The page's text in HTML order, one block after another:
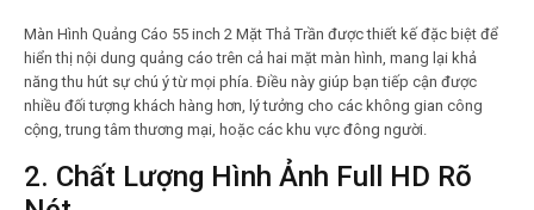
Màn Hình Quảng Cáo 55 inch 2 Mặt Thả Trần được thiết kế đặc biệt để
hiển thị nội dung quảng cáo trên cả hai mặt màn hình, mang lại khả
năng thu hút sự chú ý từ mọi phía. Điều này giúp bạn tiếp cận được
nhiều đối tượng khách hàng hơn, lý tưởng cho các không gian công
cộng, trung tâm thương mại, hoặc các khu vực đông người.
2. Chất Lượng Hình Ảnh Full HD Rõ